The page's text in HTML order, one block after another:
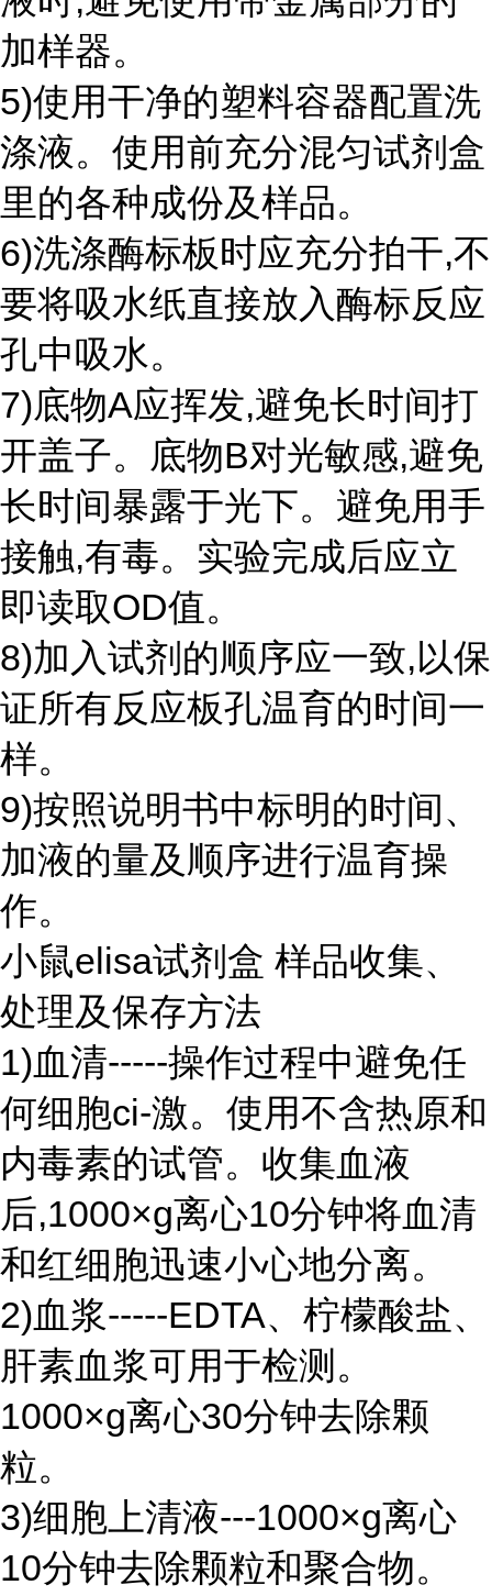
加样器。
5)使用干净的塑料容器配置洗
涤液。使用前充分混匀试剂盒
里的各种成份及样品。
6)洗涤酶标板时应充分拍干,不
要将吸水纸直接放入酶标反应
孔中吸水。
7)底物A应挥发,避免长时间打
开盖子。底物B对光敏感,避免
长时间暴露于光下。避免用手
接触,有毒。实验完成后应立
即读取OD值。
8)加入试剂的顺序应一致,以保
证所有反应板孔温育的时间一
样。
9)按照说明书中标明的时间、
加液的量及顺序进行温育操
作。
小鼠elisa试剂盒 样品收集、
处理及保存方法
1)血清-----操作过程中避免任
何细胞ci-激。使用不含热原和
内毒素的试管。收集血液
后,1000×g离心10分钟将血清
和红细胞迅速小心地分离。
2)血浆-----EDTA、柠檬酸盐、
肝素血浆可用于检测。
1000×g离心30分钟去除颗
粒。
3)细胞上清液---1000×g离心
10分钟去除颗粒和聚合物。